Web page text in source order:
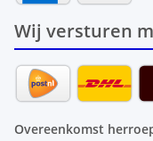
Wij versturen
Overeenkomst